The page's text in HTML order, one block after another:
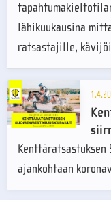
lähikuukausina
ratsastajille,
Kenttäratsastuksen
ajankohtaan